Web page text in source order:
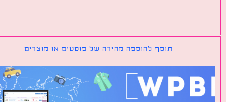
תוסף להוספה מהירה של פוסטים או מוצרים